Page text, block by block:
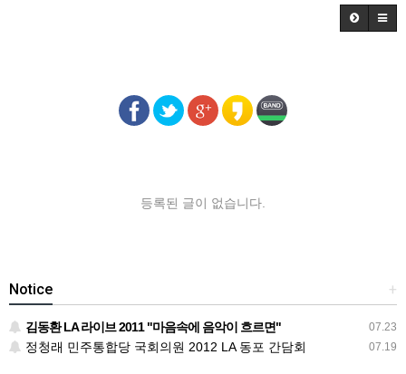
등록된 글이 없습니다.
+
Notice
07.23
김동환 LA 라이브 2011 "마음속에 음악이 흐르면"
07.19
정청래 민주통합당 국회의원 2012 LA 동포 간담회